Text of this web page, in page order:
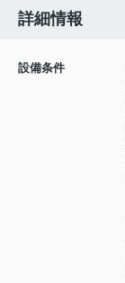
詳細情報
設備条件